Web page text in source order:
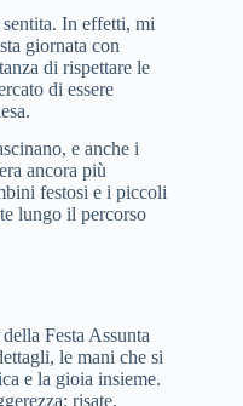
In effetti, mi
giornata con
di rispettare le
di essere
e anche i
ancora più
festosi e i piccoli
lungo il percorso
Festa Assunta
le mani che si
e la gioia insieme.
risate,